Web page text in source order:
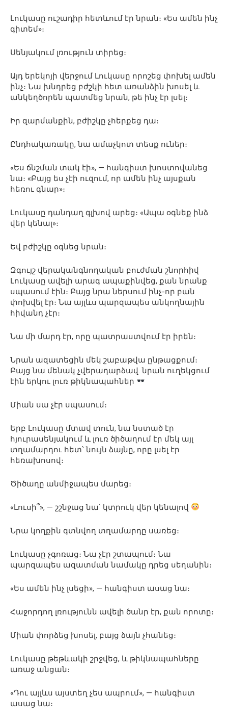
Լուկասը ուշադիր հետևում էր նրան։ «Ես ամեն ինչ
գիտեմ»։
Սենյակում լռություն տիրեց։
Այդ երեկոյի վերջում Լուկասը որոշեց փոխել ամեն
ինչ։ Նա խնդրեց բժշկի հետ առանձին խոսել և
անկեղծորեն պատմեց նրան, թե ինչ էր լսել։
Իր զարմանքին, բժիշկը չհերքեց դա։
Ընդհակառակը, նա ամաչկոտ տեսք ուներ։
«Ես ճնշման տակ էի», — հանգիստ խոստովանեց
նա։ «Բայց ես չէի ուզում, որ ամեն ինչ այսքան
հեռու գնար»։
Լուկասը դանդաղ գլխով արեց։ «Ապա օգնեք ինձ
վեր կենալ»։
Եվ բժիշկը օգնեց նրան։
Զգույշ վերականգնողական բուժման շնորհիվ
Լուկասը ավելի արագ ապաքինվեց, քան նրանք
սպասում էին։ Բայց նրա ներսում ինչ-որ բան
փոխվել էր։ Նա այլևս պարզապես անկողնային
հիվանդ չէր։
Նա մի մարդ էր, որը պատրաստվում էր իրեն։
Նրան ազատեցին մեկ շաբաթվա ընթացքում։
Բայց նա մենակ չվերադարձավ. նրան ուղեկցում
էին երկու լուռ թիկնապահներ
Միան սա չէր սպասում։
Երբ Լուկասը մտավ տուն, նա նստած էր
հյուրասենյակում և լուռ ծիծաղում էր մեկ այլ
տղամարդու հետ՝ նույն ձայնը, որը լսել էր
հեռախոսով։
Ծիծաղը անմիջապես մարեց։
«Լուսի՞», — շշնջաց նա՝ կտրուկ վեր կենալով
Նրա կողքին գտնվող տղամարդը սառեց։
Լուկասը չգոռաց։ Նա չէր շտապում։ Նա
պարզապես ազատման նամակը դրեց սեղանին։
«Ես ամեն ինչ լսեցի», — հանգիստ ասաց նա։
Հաջորդող լռությունն ավելի ծանր էր, քան որոտը։
Միան փորձեց խոսել, բայց ձայն չհանեց։
Լուկասը թեթևակի շրջվեց, և թիկնապահները
առաջ անցան։
«Դու այլևս այստեղ չես ապրում», — հանգիստ
ասաց նա։